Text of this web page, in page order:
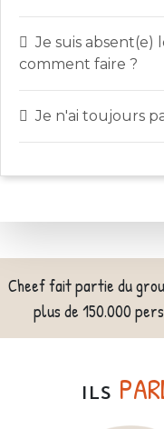
Je suis absent(e)
comment faire ?
Je n'ai toujours
Cheef fait partie du
plus de 150.000
ILS